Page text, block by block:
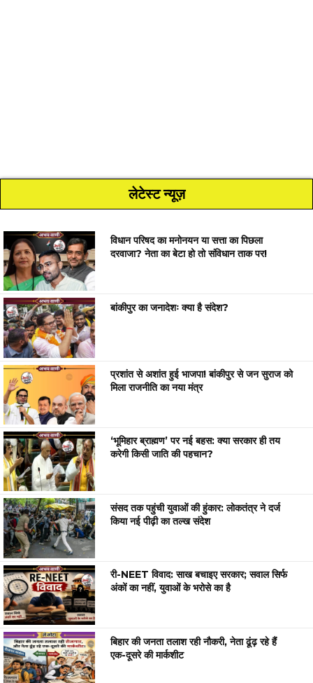
लेटेस्ट न्यूज़
विधान परिषद का मनोनयन या सत्ता का पिछला
दरवाजा? नेता का बेटा हो तो संविधान ताक पर!
बांकीपुर का जनादेशः क्या है संदेश?
प्रशांत से अशांत हुई भाजपा! बांकीपुर से जन सुराज को
मिला राजनीति का नया मंत्र
‘भूमिहार ब्राह्मण’ पर नई बहस: क्या सरकार ही तय
करेगी किसी जाति की पहचान?
संसद तक पहुंची युवाओं की हुंकार: लोकतंत्र ने दर्ज
किया नई पीढ़ी का तल्ख संदेश
री-NEET विवाद: साख बचाइए सरकार; सवाल सिर्फ
अंकों का नहीं, युवाओं के भरोसे का है
बिहार की जनता तलाश रही नौकरी, नेता ढूंढ़ रहे हैं
एक-दूसरे की मार्कशीट